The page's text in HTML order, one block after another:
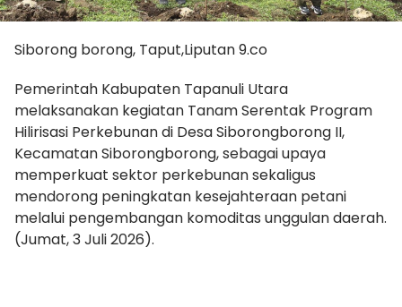
Siborong borong, Taput,Liputan 9.co
Pemerintah Kabupaten Tapanuli Utara
melaksanakan kegiatan Tanam Serentak Program
Hilirisasi Perkebunan di Desa Siborongborong II,
Kecamatan Siborongborong, sebagai upaya
memperkuat sektor perkebunan sekaligus
mendorong peningkatan kesejahteraan petani
melalui pengembangan komoditas unggulan daerah.
(Jumat, 3 Juli 2026).